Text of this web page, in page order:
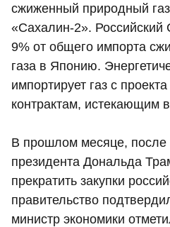
сжиженный природный
«Сахалин-2». Российский
9% от общего импорта
газа в Японию.
импортирует газ с
контрактам, истекающим
В прошлом месяце, после
президента Дональда
прекратить закупки
правительство
министр экономики